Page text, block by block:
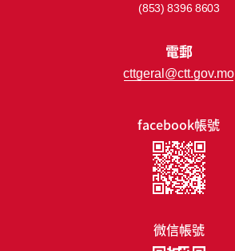
facebook帳號
微信帳號
(853) 8396 8603
電郵
cttgeral@ctt.gov.mo